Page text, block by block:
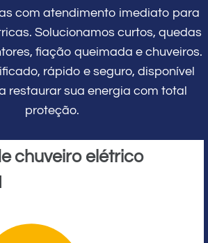
com atendimento imediato para
Solucionamos curtos, quedas
fiação queimada e chuveiros.
rápido e seguro, disponível
restaurar sua energia com total
proteção.
chuveiro elétrico